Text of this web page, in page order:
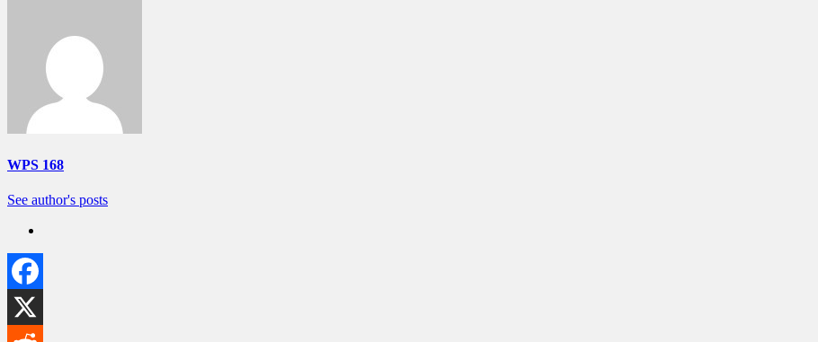
WPS 168
See author's posts